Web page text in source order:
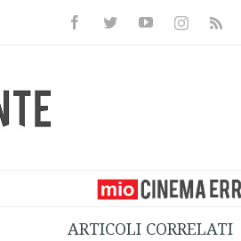
FacebookTwitterYoutubeInstagramRss
ARTICOLI CORRELATI